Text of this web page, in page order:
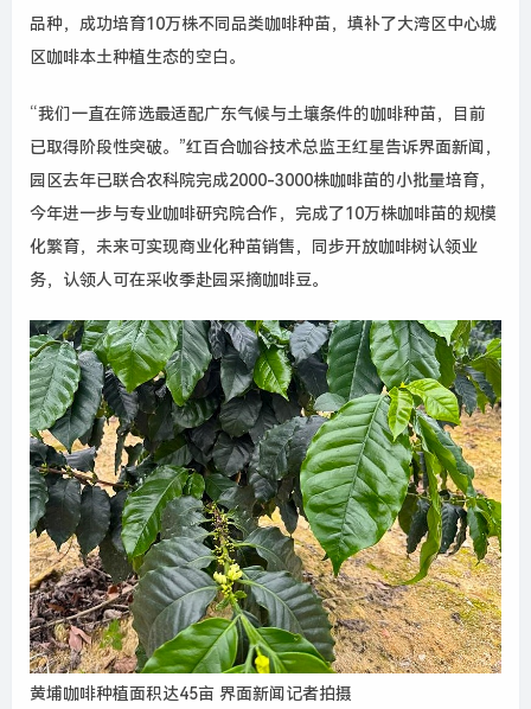
品种，成功培育10万株不同品类咖啡种苗，填补了大湾区中心城
区咖啡本土种植生态的空白。
“我们一直在筛选最适配广东气候与土壤条件的咖啡种苗，目前
已取得阶段性突破。 ”红百合咖谷技术总监王红星告诉界面新闻，
园区去年已联合农科院完成2000-3000株咖啡苗的小批量培育，
今年进一步与专业咖啡研究院合作，完成了10万株咖啡苗的规模
化繁育，未来可实现商业化种苗销售，同步开放咖啡树认领业
务，认领人可在采收季赴园采摘咖啡豆。
黄埔咖啡种植面积达45亩 界面新闻记者拍摄